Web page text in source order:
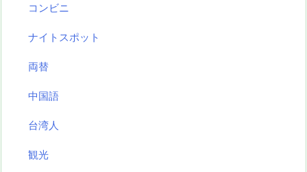
コンビニ
ナイトスポット
両替
中国語
台湾人
観光